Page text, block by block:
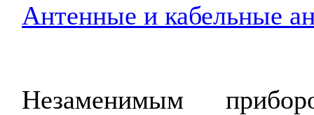
Антенные и кабельные
Незаменимым